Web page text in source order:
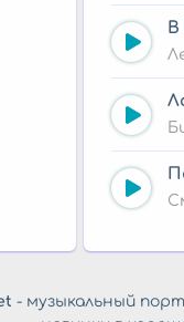
В
- музыкальный